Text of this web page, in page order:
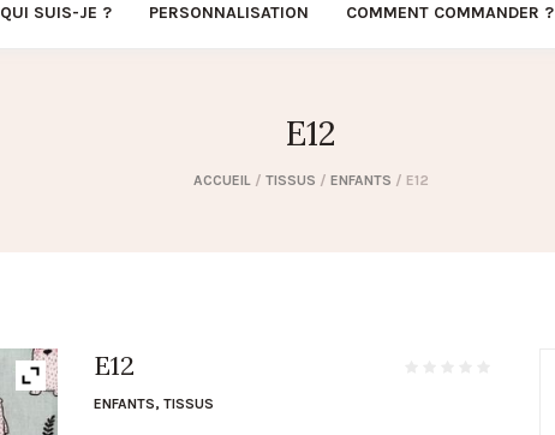
QUI SUIS-JE ? PERSONNALISATION COMMENT COMMANDER ?
E12
ACCUEIL / TISSUS / ENFANTS / E12
E12
ENFANTS,TISSUS